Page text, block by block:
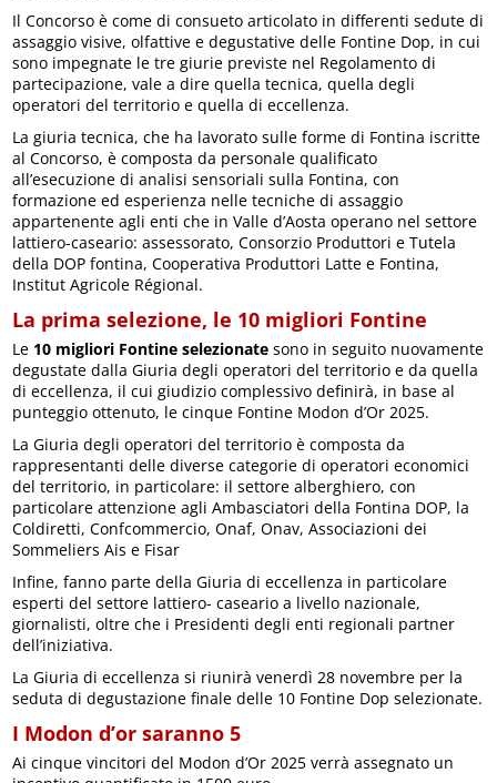
Il Concorso è come di consueto articolato in differenti sedute di
assaggio visive, olfattive e degustative delle Fontine Dop, in cui
sono impegnate le tre giurie previste nel Regolamento di
partecipazione, vale a dire quella tecnica, quella degli
operatori del territorio e quella di eccellenza.
La giuria tecnica, che ha lavorato sulle forme di Fontina iscritte
al Concorso, è composta da personale qualificato
all’esecuzione di analisi sensoriali sulla Fontina, con
formazione ed esperienza nelle tecniche di assaggio
appartenente agli enti che in Valle d’Aosta operano nel settore
lattiero-caseario: assessorato, Consorzio Produttori e Tutela
della DOP fontina, Cooperativa Produttori Latte e Fontina,
Institut Agricole Régional.
La prima selezione, le 10 migliori Fontine
Le 10 migliori Fontine selezionate sono in seguito nuovamente
degustate dalla Giuria degli operatori del territorio e da quella
di eccellenza, il cui giudizio complessivo definirà, in base al
punteggio ottenuto, le cinque Fontine Modon d’Or 2025.
La Giuria degli operatori del territorio è composta da
rappresentanti delle diverse categorie di operatori economici
del territorio, in particolare: il settore alberghiero, con
particolare attenzione agli Ambasciatori della Fontina DOP, la
Coldiretti, Confcommercio, Onaf, Onav, Associazioni dei
Sommeliers Ais e Fisar
Infine, fanno parte della Giuria di eccellenza in particolare
esperti del settore lattiero- caseario a livello nazionale,
giornalisti, oltre che i Presidenti degli enti regionali partner
dell’iniziativa.
La Giuria di eccellenza si riunirà venerdì 28 novembre per la
seduta di degustazione finale delle 10 Fontine Dop selezionate.
I Modon d’or saranno 5
Ai cinque vincitori del Modon d’Or 2025 verrà assegnato un